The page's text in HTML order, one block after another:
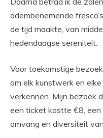
adembenemende
de tijd maakte, van
hedendaagse sereniteit.
Voor toekomstige
om elk kunstwerk en
verkennen. Mijn bezoek
een ticket kostte €8, een
omvang en diversiteit